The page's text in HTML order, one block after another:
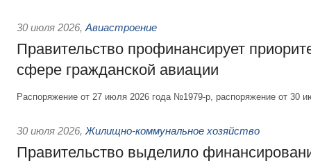
30 июля 2026, Авиастроение
Правительство профинансирует
сфере гражданской авиации
Распоряжение от 27 июля 2026 года №1979-р, распоряжение от 30
30 июля 2026, Жилищно-коммунальное хозяйство
Правительство выделило